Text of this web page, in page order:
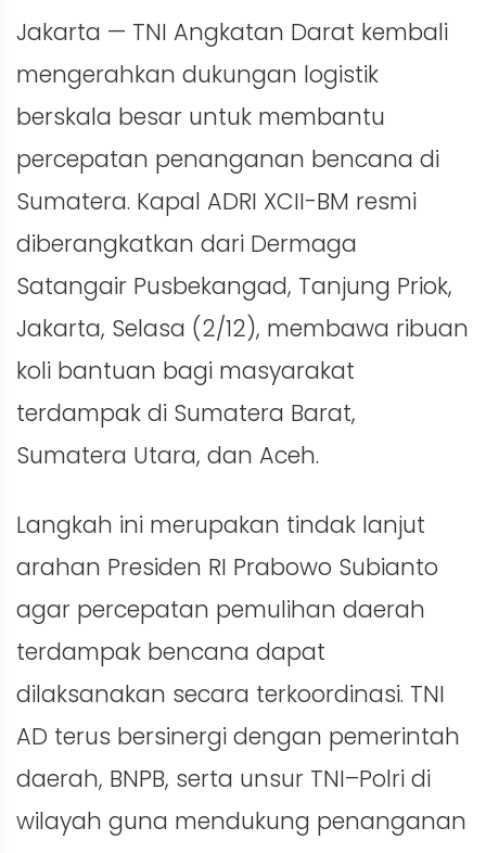
Jakarta — TNI Angkatan Darat kembali
mengerahkan dukungan logistik
berskala besar untuk membantu
percepatan penanganan bencana di
Sumatera. Kapal ADRI XCII-BM resmi
diberangkatkan dari Dermaga
Satangair Pusbekangad, Tanjung Priok,
Jakarta, Selasa (2/12), membawa ribuan
koli bantuan bagi masyarakat
terdampak di Sumatera Barat,
Sumatera Utara, dan Aceh.
Langkah ini merupakan tindak lanjut
arahan Presiden RI Prabowo Subianto
agar percepatan pemulihan daerah
terdampak bencana dapat
dilaksanakan secara terkoordinasi. TNI
AD terus bersinergi dengan pemerintah
daerah, BNPB, serta unsur TNI–Polri di
wilayah guna mendukung penanganan